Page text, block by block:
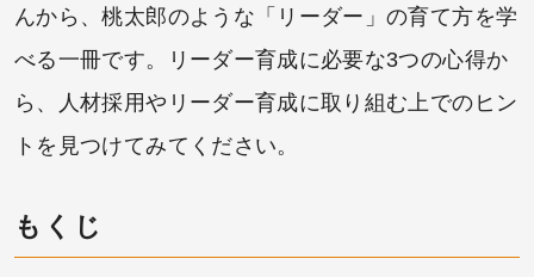
んから、桃太郎のような「リーダー」の育て方を学
べる一冊です。リーダー育成に必要な3つの心得か
ら、人材採用やリーダー育成に取り組む上でのヒン
トを見つけてみてください。
もくじ